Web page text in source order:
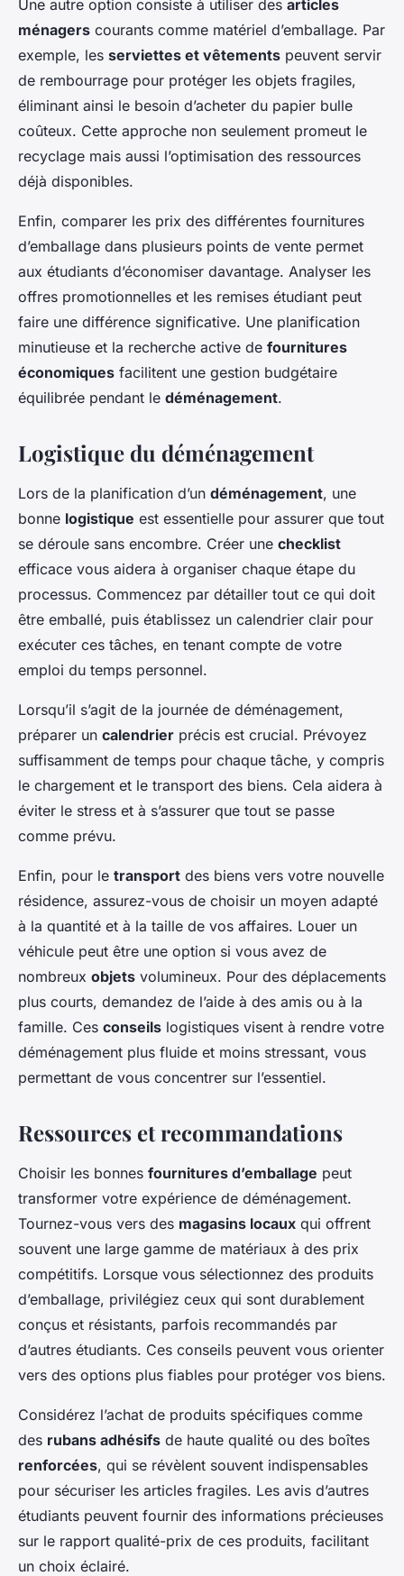
Une autre option consiste à utiliser des articles
ménagers courants comme matériel d’emballage. Par
exemple, les serviettes et vêtements peuvent servir
de rembourrage pour protéger les objets fragiles,
éliminant ainsi le besoin d’acheter du papier bulle
coûteux. Cette approche non seulement promeut le
recyclage mais aussi l’optimisation des ressources
déjà disponibles.
Enfin, comparer les prix des différentes fournitures
d’emballage dans plusieurs points de vente permet
aux étudiants d’économiser davantage. Analyser les
offres promotionnelles et les remises étudiant peut
faire une différence significative. Une planification
minutieuse et la recherche active de fournitures
économiques facilitent une gestion budgétaire
équilibrée pendant le déménagement.
Logistique du déménagement
Lors de la planification d’un déménagement, une
bonne logistique est essentielle pour assurer que tout
se déroule sans encombre. Créer une checklist
efficace vous aidera à organiser chaque étape du
processus. Commencez par détailler tout ce qui doit
être emballé, puis établissez un calendrier clair pour
exécuter ces tâches, en tenant compte de votre
emploi du temps personnel.
Lorsqu’il s’agit de la journée de déménagement,
préparer un calendrier précis est crucial. Prévoyez
suffisamment de temps pour chaque tâche, y compris
le chargement et le transport des biens. Cela aidera à
éviter le stress et à s’assurer que tout se passe
comme prévu.
Enfin, pour le transport des biens vers votre nouvelle
résidence, assurez-vous de choisir un moyen adapté
à la quantité et à la taille de vos affaires. Louer un
véhicule peut être une option si vous avez de
nombreux objets volumineux. Pour des déplacements
plus courts, demandez de l’aide à des amis ou à la
famille. Ces conseils logistiques visent à rendre votre
déménagement plus fluide et moins stressant, vous
permettant de vous concentrer sur l’essentiel.
Ressources et recommandations
Choisir les bonnes fournitures d’emballage peut
transformer votre expérience de déménagement.
Tournez-vous vers des magasins locaux qui offrent
souvent une large gamme de matériaux à des prix
compétitifs. Lorsque vous sélectionnez des produits
d’emballage, privilégiez ceux qui sont durablement
conçus et résistants, parfois recommandés par
d’autres étudiants. Ces conseils peuvent vous orienter
vers des options plus fiables pour protéger vos biens.
Considérez l’achat de produits spécifiques comme
des rubans adhésifs de haute qualité ou des boîtes
renforcées, qui se révèlent souvent indispensables
pour sécuriser les articles fragiles. Les avis d’autres
étudiants peuvent fournir des informations précieuses
sur le rapport qualité-prix de ces produits, facilitant
un choix éclairé.